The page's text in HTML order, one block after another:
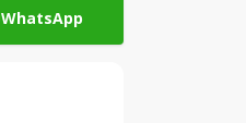
WhatsApp